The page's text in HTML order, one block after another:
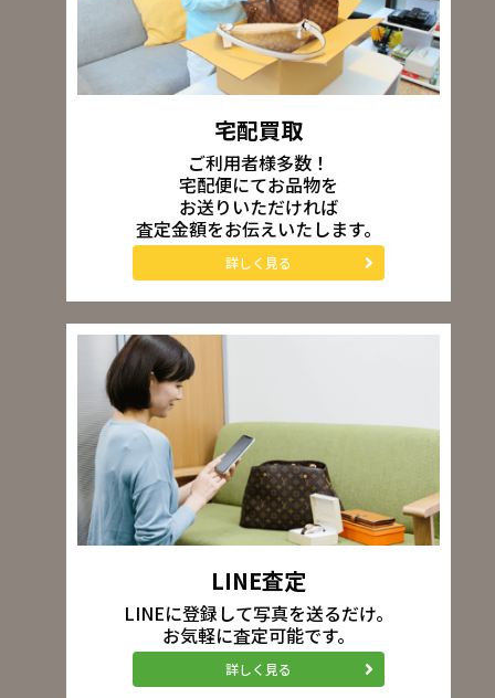
宅配買取
ご利用者様多数！
宅配便にてお品物を
お送りいただければ
査定金額をお伝えいたします。
詳しく見る
LINE査定
LINEに登録して写真を送るだけ。
お気軽に査定可能です。
詳しく見る